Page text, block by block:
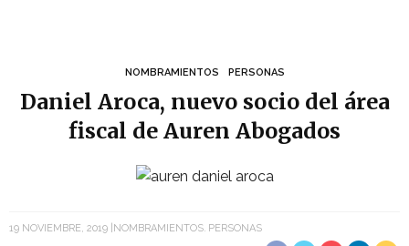
NOMBRAMIENTOS PERSONAS
Daniel Aroca, nuevo socio del área
fiscal de Auren Abogados
19 NOVIEMBRE, 2019 NOMBRAMIENTOS PERSONAS